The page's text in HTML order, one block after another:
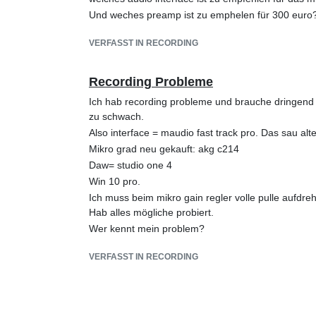
Und weches preamp ist zu emphelen für 300
VERFASST IN RECORDING
Recording Probleme
Ich hab recording probleme und brauche
zu schwach.
Also interface = maudio fast track pro. Das sau
Mikro grad neu gekauft: akg c214
Daw= studio one 4
Win 10 pro.
Ich muss beim mikro gain regler volle pulle
Hab alles mögliche probiert.
Wer kennt mein problem?
VERFASST IN RECORDING